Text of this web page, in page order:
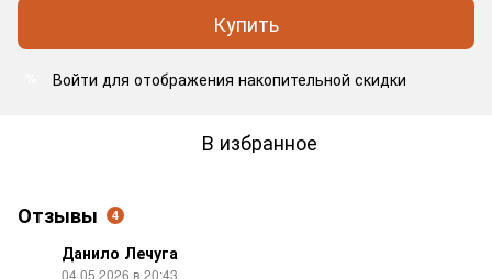
Купить
Войти для отображения накопительной скидки
В избранное
Отзывы 4
Данило Лечуга
04.05.2026 в 20:43